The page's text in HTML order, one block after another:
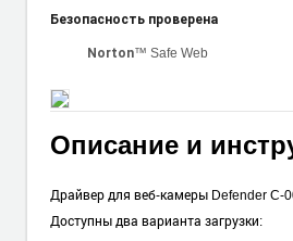
Безопасность проверена
Norton™ Safe Web
Описание и
Драйвер для веб-камеры Defender C-
Доступны два варианта загрузки: